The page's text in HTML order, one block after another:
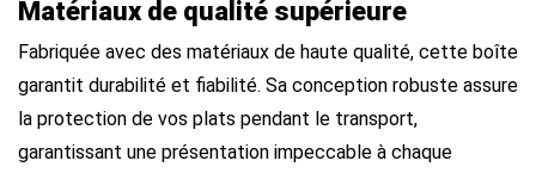
Matériaux de qualité supérieure
Fabriquée avec des matériaux de haute qualité, cette boîte
garantit durabilité et fiabilité. Sa conception robuste assure
la protection de vos plats pendant le transport,
garantissant une présentation impeccable à chaque